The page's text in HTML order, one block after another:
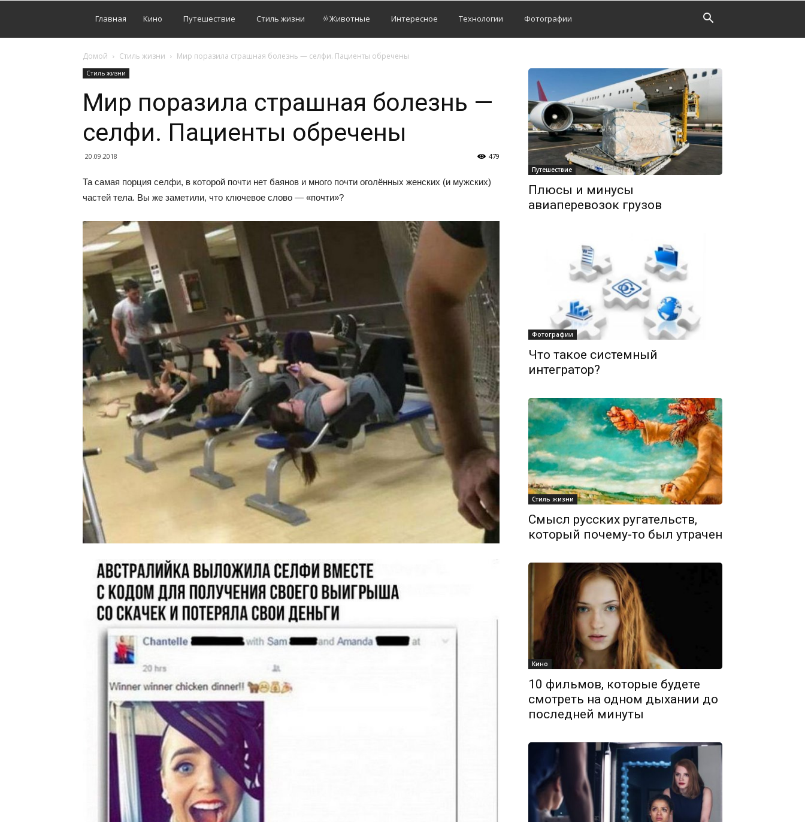
Главная Кино Путешествие Стиль жизни Животные Интересное Технологии Фотографии
Домой Стиль жизни Мир поразила страшная болезнь — селфи. Пациенты обречены
Стиль жизни
Мир поразила страшная болезнь —
селфи. Пациенты обречены
20.09.2018 479
Та самая порция селфи, в которой почти нет баянов и много почти оголённых женских (и мужских)
частей тела. Вы же заметили, что ключевое слово — «почти»?
Путешествие
Плюсы и минусы
авиаперевозок грузов
Фотографии
Что такое системный
интегратор?
Стиль жизни
Смысл русских ругательств,
который почему-то был утрачен
Кино
10 фильмов, которые будете
смотреть на одном дыхании до
последней минуты